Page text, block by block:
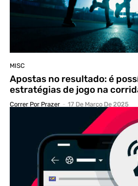
MISC
Apostas no resultado: é
estratégias de jogo na
Correr Por Prazer - 17 De Março De 2025